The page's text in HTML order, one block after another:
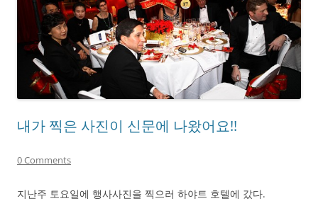
내가 찍은 사진이 신문에 나왔어요!!
0 Comments
지난주 토요일에 행사사진을 찍으러 하야트 호텔에 갔다.